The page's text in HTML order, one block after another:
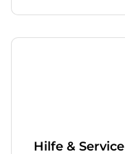
Hilfe & Service